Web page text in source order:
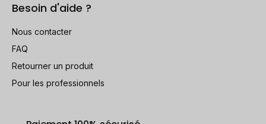
Besoin d'aide ?
Nous contacter
FAQ
Retourner un produit
Pour les professionnels